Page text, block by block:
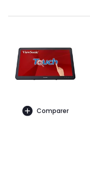
Comparer